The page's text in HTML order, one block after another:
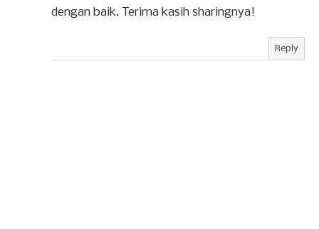
dengan baik. Terima kasih sharingnya!
Reply